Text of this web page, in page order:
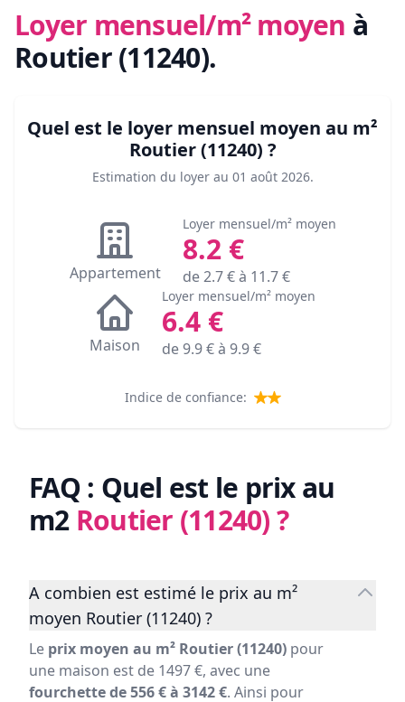
Loyer mensuel/m² moyen à
Routier (11240).
Quel est le loyer mensuel moyen au m²
Routier (11240) ?
Estimation du loyer au 01 août 2026.
Appartement
Loyer mensuel/m² moyen
8.2€
de2.7€ à 11.7€
Maison
Loyer mensuel/m² moyen
6.4 €
de9.9€ à 9.9€
Indice de confiance:
FAQ : Quel est le prix au
m2 Routier (11240)?
A combien est estimé le prix au m²
moyen Routier (11240) ?
Le prix moyen au m² Routier (11240) pour
une maison est de 1497 €, avec une
fourchette de 556 € à 3142 €. Ainsi pour